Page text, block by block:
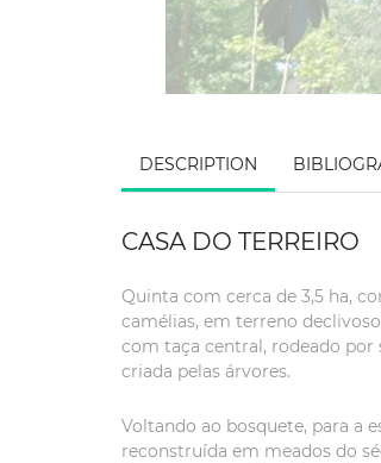
DESCRIPTION
CASA DO TERREIRO
Quinta com cerca de 3,5 ha,
camélias, em terreno
com taça central, rodeado por
criada pelas árvores.
Voltando ao bosquete, para a
reconstruída em meados do